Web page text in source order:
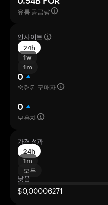
유통 공급량
인사이트
24h
1w
1m
0
숙련된 구매자
0
보유자
가격 성과
24h
1m
모두
낮음
$0,00006271